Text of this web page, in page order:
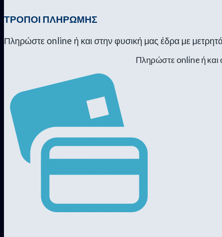
ΤΡΟΠΟΙ ΠΛΗΡΩΜΗΣ
Πληρώστε online ή και στην φυσική μας έδρα με
Πληρώστε online ή και